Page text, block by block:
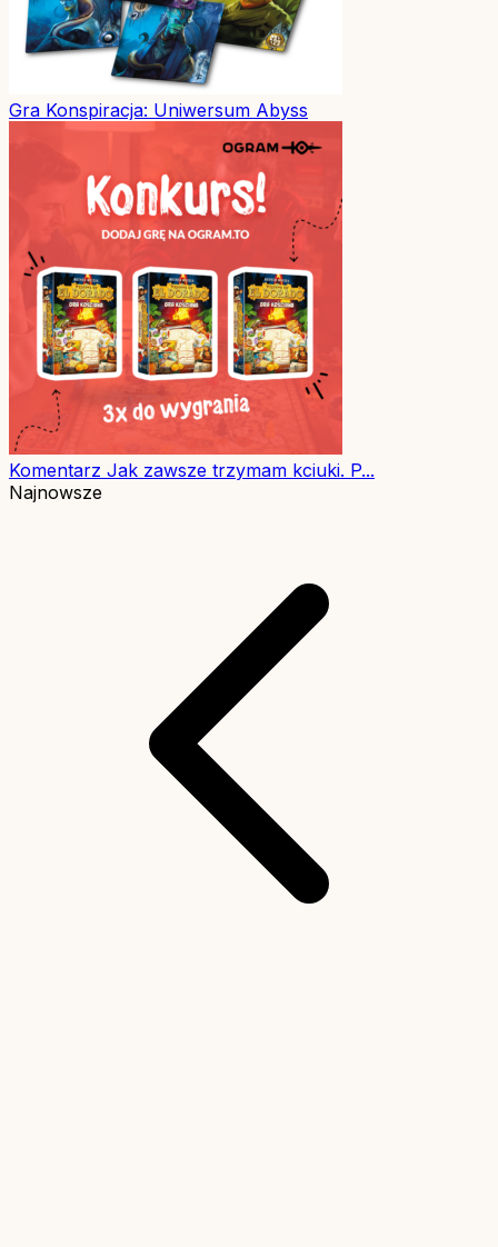
Gra Konspiracja: Uniwersum Abyss
Komentarz Jak zawsze trzymam kciuki. P...
Najnowsze